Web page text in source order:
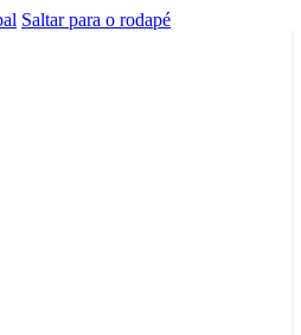
Saltar para o rodapé